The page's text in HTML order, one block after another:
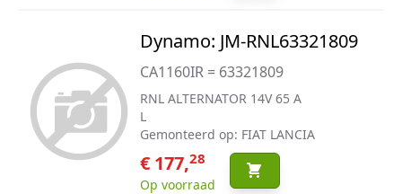
Dynamo: JM-RNL63321809
CA1160IR = 63321809
RNL ALTERNATOR 14V 65 A
L
Gemonteerd op: FIAT LANCIA
€ 177,28
Op voorraad